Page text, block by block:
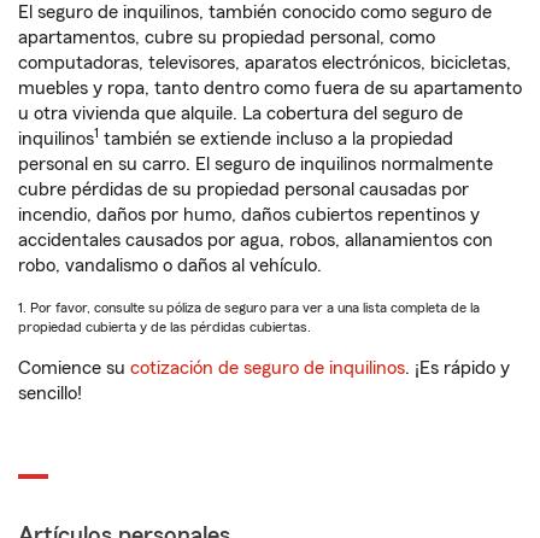
El seguro de inquilinos, también conocido como seguro de
apartamentos, cubre su propiedad personal, como
computadoras, televisores, aparatos electrónicos, bicicletas,
muebles y ropa, tanto dentro como fuera de su apartamento
u otra vivienda que alquile. La cobertura del seguro de
inquilinos1 también se extiende incluso a la propiedad
personal en su carro. El seguro de inquilinos normalmente
cubre pérdidas de su propiedad personal causadas por
incendio, daños por humo, daños cubiertos repentinos y
accidentales causados por agua, robos, allanamientos con
robo, vandalismo o daños al vehículo.
1. Por favor, consulte su póliza de seguro para ver a una lista completa de la
propiedad cubierta y de las pérdidas cubiertas.
Comience su cotización de seguro de inquilinos. ¡Es rápido y
sencillo!